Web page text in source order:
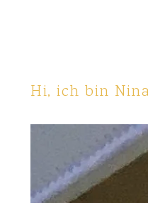
Hi, ich bin